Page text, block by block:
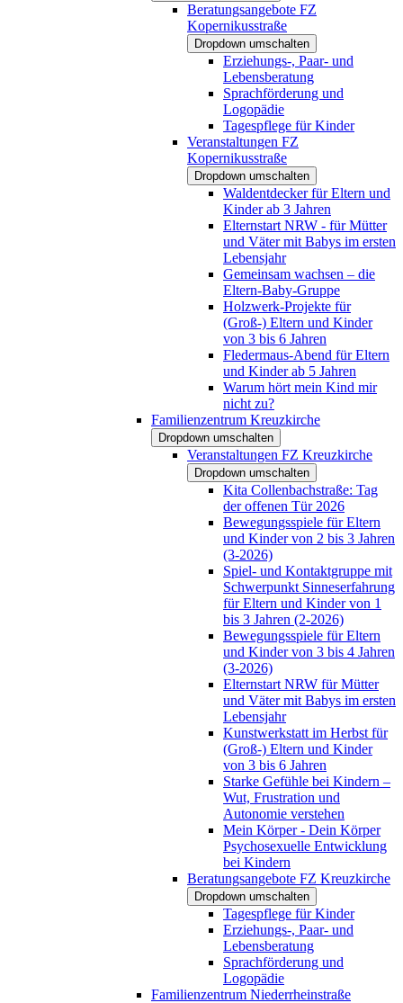
Beratungsangebote FZ
Kopernikusstraße
Dropdown umschalten
Erziehungs-, Paar- und
Lebensberatung
Sprachförderung und
Logopädie
Tagespflege für Kinder
Veranstaltungen FZ
Kopernikusstraße
Dropdown umschalten
Waldentdecker für Eltern und
Kinder ab 3 Jahren
Elternstart NRW - für Mütter
und Väter mit Babys im ersten
Lebensjahr
Gemeinsam wachsen – die
Eltern-Baby-Gruppe
Holzwerk-Projekte für
(Groß-) Eltern und Kinder
von 3 bis 6 Jahren
Fledermaus-Abend für Eltern
und Kinder ab 5 Jahren
Warum hört mein Kind mir
nicht zu?
Familienzentrum Kreuzkirche
Dropdown umschalten
Veranstaltungen FZ Kreuzkirche
Dropdown umschalten
Kita Collenbachstraße: Tag
der offenen Tür 2026
Bewegungsspiele für Eltern
und Kinder von 2 bis 3 Jahren
(3-2026)
Spiel- und Kontaktgruppe mit
Schwerpunkt Sinneserfahrung
für Eltern und Kinder von 1
bis 3 Jahren (2-2026)
Bewegungsspiele für Eltern
und Kinder von 3 bis 4 Jahren
(3-2026)
Elternstart NRW für Mütter
und Väter mit Babys im ersten
Lebensjahr
Kunstwerkstatt im Herbst für
(Groß-) Eltern und Kinder
von 3 bis 6 Jahren
Starke Gefühle bei Kindern –
Wut, Frustration und
Autonomie verstehen
Mein Körper - Dein Körper
Psychosexuelle Entwicklung
bei Kindern
Beratungsangebote FZ Kreuzkirche
Dropdown umschalten
Tagespflege für Kinder
Erziehungs-, Paar- und
Lebensberatung
Sprachförderung und
Logopädie
Familienzentrum Niederrheinstraße